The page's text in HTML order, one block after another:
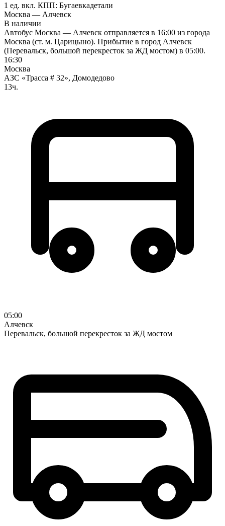
1 ед. вкл. КПП: Бугаевкадетали
Москва — Алчевск
В наличии
Автобус Москва — Алчевск отправляется в 16:00 из города
Москва (ст. м. Царицыно). Прибытие в город Алчевск
(Перевальск, большой перекресток за ЖД мостом) в 05:00.
16:30
Москва
АЗС «Трасса # 32», Домодедово
13ч.
05:00
Алчевск
Перевальск, большой перекресток за ЖД мостом